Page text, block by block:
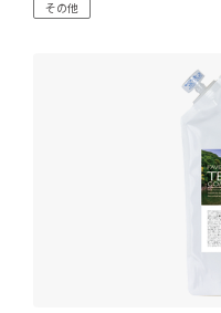
その他